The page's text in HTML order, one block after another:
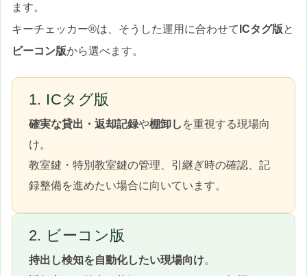
ます。
キーチェッカー®は、そうした運用に合わせて ICタグ版と
ビーコン版から選べます。
1. ICタグ版
確実な貸出・返却記録や棚卸し を重視する現場向
け。
教室鍵・特別教室鍵の管理、引継ぎ時の確認、記
録整備を進めたい場合に向いています。
2. ビーコン版
持出し検知を自動化したい現場向け。